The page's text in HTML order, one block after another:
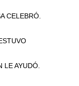
CELEBRÓ.
LE AYUDÓ.